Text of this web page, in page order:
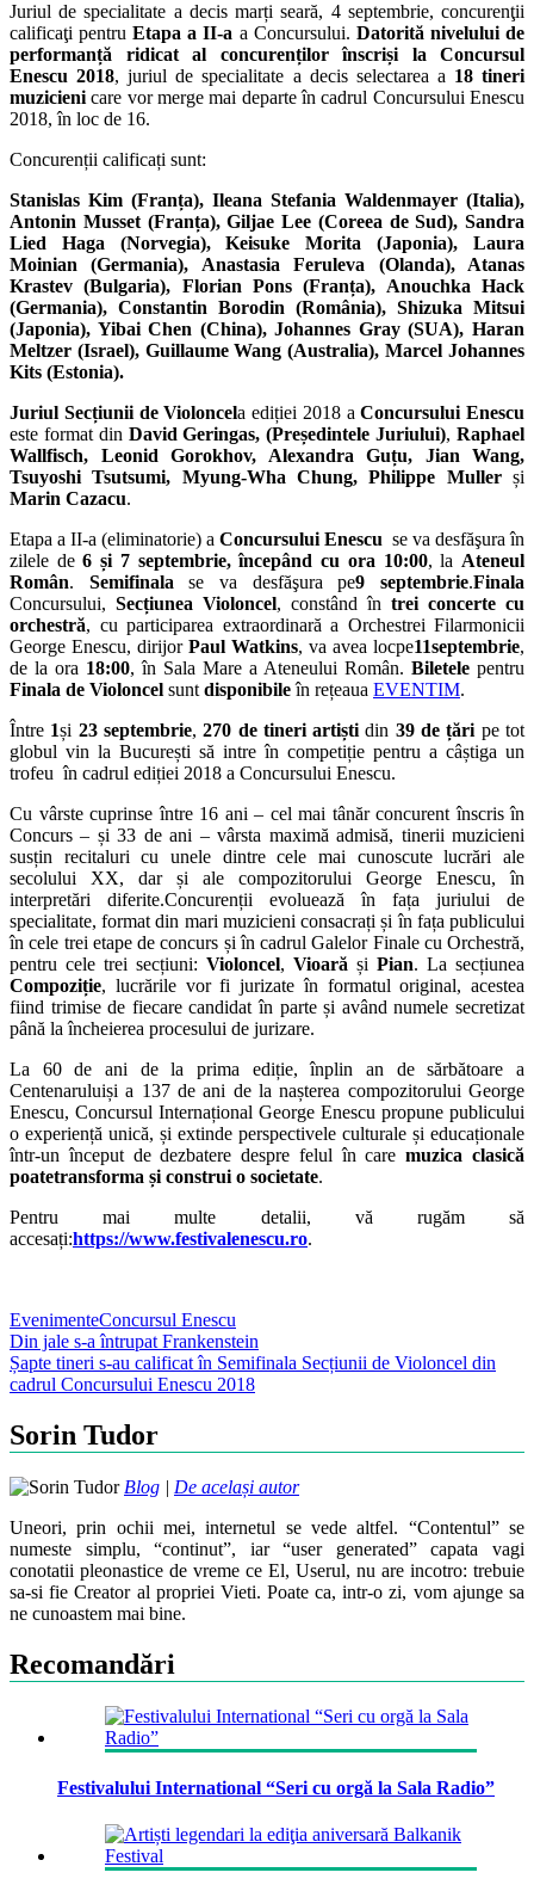
Juriul de specialitate a decis marți seară, 4 septembrie, concurenţii
calificaţi pentruEtapa a II-a a Concursului. Datorită nivelului de
performanță ridicat al concurenților înscriși la Concursul
Enescu 2018, juriul de specialitate a decis selectarea a 18 tineri
muzicienicare vor merge mai departe în cadrul Concursului Enescu
2018, în loc de 16.
Concurenții calificați sunt:
Stanislas Kim (Franța), Ileana Stefania Waldenmayer (Italia),
Antonin Musset (Franța), Giljae Lee (Coreea de Sud), Sandra
Lied Haga (Norvegia), Keisuke Morita (Japonia), Laura
Moinian (Germania), Anastasia Feruleva (Olanda), Atanas
Krastev (Bulgaria), Florian Pons (Franța), Anouchka Hack
(Germania), Constantin Borodin (România), Shizuka Mitsui
(Japonia), Yibai Chen (China), Johannes Gray (SUA), Haran
Meltzer (Israel), Guillaume Wang (Australia),Marcel Johannes
Kits (Estonia).
Juriul Secțiunii de Violoncela ediției 2018 aConcursului Enescu
este format din David Geringas, (Președintele Juriului),Raphael
Wallfisch, Leonid Gorokhov, Alexandra Guțu, Jian Wang,
Tsuyoshi Tsutsumi, Myung-Wha Chung, Philippe Muller și
Marin Cazacu.
Etapa a II-a (eliminatorie) a Concursului Enescu se va desfăşura în
zilele de6 și 7 septembrie, începând cu ora 10:00, la Ateneul
Român. Semifinala se va desfăşura pe9 septembrie.Finala
Concursului, Secțiunea Violoncel, constând în trei concerte cu
orchestră, cu participarea extraordinară a Orchestrei Filarmonicii
George Enescu, dirijor Paul Watkins, va avea locpe11septembrie,
de la ora 18:00, în Sala Mare a Ateneului Român. Biletele pentru
Finala de Violoncel sunt disponibileîn rețeaua EVENTIM.
Între 1și 23 septembrie,270 de tineri artiștidin 39 de țări pe tot
globul vin la București să intre în competiție pentru a câștiga un
trofeu în cadrul ediției 2018 a Concursului Enescu.
Cu vârste cuprinse între 16 ani – cel mai tânăr concurent înscris în
Concurs – și 33 de ani – vârsta maximă admisă, tinerii muzicieni
susțin recitaluri cu unele dintre cele mai cunoscute lucrări ale
secolului XX, dar și ale compozitorului George Enescu, în
interpretări diferite.Concurenții evoluează în fața juriului de
specialitate, format din mari muzicieni consacrați și în fața publicului
în cele trei etape de concurs și în cadrul Galelor Finale cu Orchestră,
pentru cele trei secțiuni: Violoncel, Vioară și Pian. La secțiunea
Compoziție, lucrările vor fi jurizate în formatul original, acestea
fiind trimise de fiecare candidat în parte și având numele secretizat
până la încheierea procesului de jurizare.
La 60 de ani de la prima ediție, înplin an de sărbătoare a
Centenaruluiși a 137 de ani de la nașterea compozitorului George
Enescu, Concursul Internațional George Enescu propune publicului
o experiență unică, și extinde perspectivele culturale și educaționale
într-un început de dezbatere despre felul în caremuzica clasică
poatetransforma și construi o societate.
Pentru mai multe detalii, vă rugăm să
accesați:https://www.festivalenescu.ro.
EvenimenteConcursul Enescu
Post
navigation
Din jale s-a întrupat Frankenstein
Șapte tineri s-au calificat în Semifinala Secțiunii de Violoncel din
cadrul Concursului Enescu 2018
Sorin Tudor
Blog | De același autor
Uneori, prin ochii mei, internetul se vede altfel. “Contentul” se
numeste simplu, “continut”, iar “user generated” capata vagi
conotatii pleonastice de vreme ce El, Userul, nu are incotro: trebuie
sa-si fie Creator al propriei Vieti. Poate ca, intr-o zi, vom ajunge sa
ne cunoastem mai bine.
Recomandări
Festivalului International “Seri cu orgă la Sala Radio”